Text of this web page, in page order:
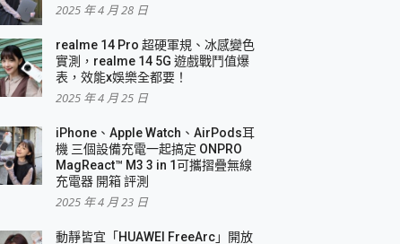
2025 年 4 月 28 日
realme 14 Pro 超硬軍規、冰感變色
實測，realme 14 5G 遊戲戰鬥值爆
表，效能x娛樂全都要！
2025 年 4 月 25 日
iPhone、Apple Watch、AirPods耳
機 三個設備充電一起搞定 ONPRO
MagReact™ M3 3 in 1可攜摺疊無線
充電器 開箱 評測
2025 年 4 月 23 日
動靜皆宜「HUAWEI FreeArc」開放